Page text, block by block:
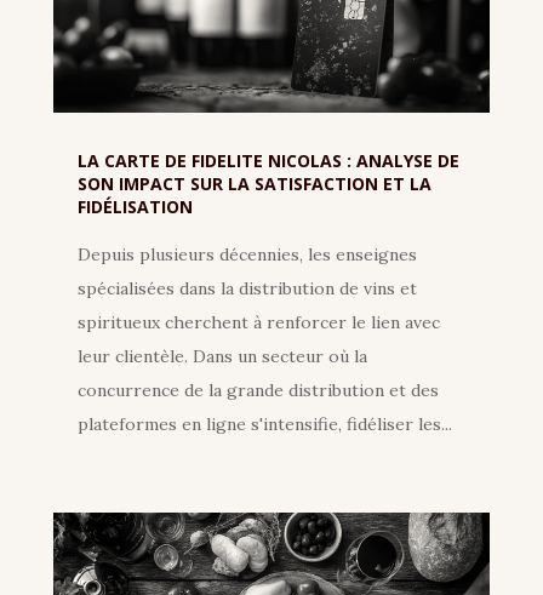
LA CARTE DE FIDELITE NICOLAS : ANALYSE DE
SON IMPACT SUR LA SATISFACTION ET LA
FIDÉLISATION
Depuis plusieurs décennies, les enseignes
spécialisées dans la distribution de vins et
spiritueux cherchent à renforcer le lien avec
leur clientèle. Dans un secteur où la
concurrence de la grande distribution et des
plateformes en ligne s'intensifie, fidéliser les...